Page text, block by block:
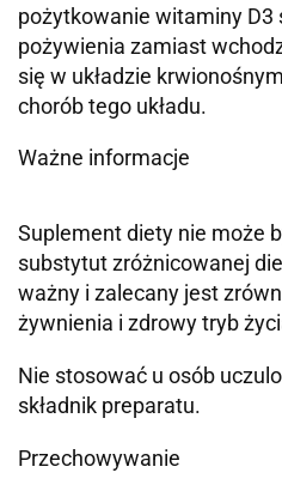
pożytkowanie witaminy D3
pożywienia zamiast
się w układzie
chorób tego układu.
Ważne informacje
Suplement diety nie może
substytut zróżnicowanej
ważny i zalecany jest
żywnienia i zdrowy tryb
Nie stosować u osób
składnik preparatu.
Przechowywanie